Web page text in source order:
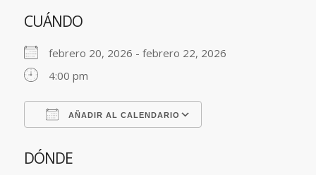
CUÁNDO
febrero 20, 2026 - febrero 22, 2026
4:00 pm
AÑADIR AL CALENDARIO
DÓNDE